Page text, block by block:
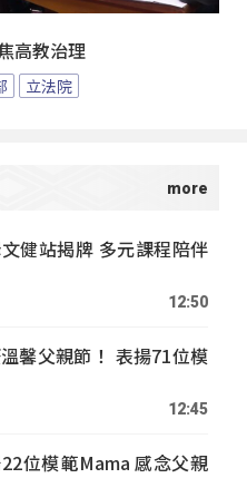
高教治理
立法院
健站揭牌 多元課程陪伴
12:50
馨父親節！ 表揚71位模
12:45
位模範Mama 感念父親